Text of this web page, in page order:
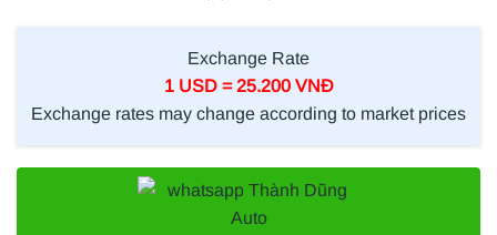
Exchange Rate
1 USD = 25.200 VNĐ
Exchange rates may change according to market prices